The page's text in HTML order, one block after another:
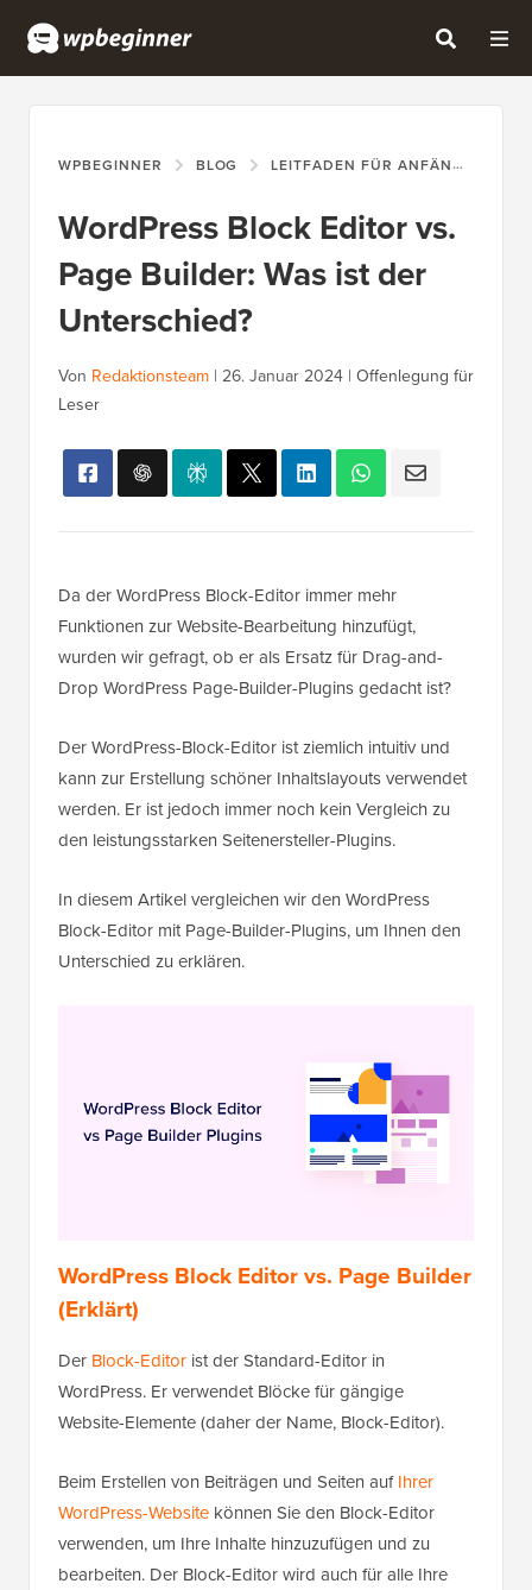
WPBEGINNER BLOG LEITFADEN FÜR ANFÄNGER
WordPress Block Editor vs.
Page Builder: Was ist der
Unterschied?
Von Redaktionsteam | 26. Januar 2024 | Offenlegung für
Leser
Da der WordPress Block-Editor immer mehr
Funktionen zur Website-Bearbeitung hinzufügt,
wurden wir gefragt, ob er als Ersatz für Drag-and-
Drop WordPress Page-Builder-Plugins gedacht ist?
Der WordPress-Block-Editor ist ziemlich intuitiv und
kann zur Erstellung schöner Inhaltslayouts verwendet
werden. Er ist jedoch immer noch kein Vergleich zu
den leistungsstarken Seitenersteller-Plugins.
In diesem Artikel vergleichen wir den WordPress
Block-Editor mit Page-Builder-Plugins, um Ihnen den
Unterschied zu erklären.
WordPress Block Editor vs. Page Builder
(Erklärt)
Der Block-Editor ist der Standard-Editor in
WordPress. Er verwendet Blöcke für gängige
Website-Elemente (daher der Name, Block-Editor).
Beim Erstellen von Beiträgen und Seiten aufIhrer
WordPress-Website können Sie den Block-Editor
verwenden, um Ihre Inhalte hinzuzufügen und zu
bearbeiten. Der Block-Editor wird auch für alle Ihre